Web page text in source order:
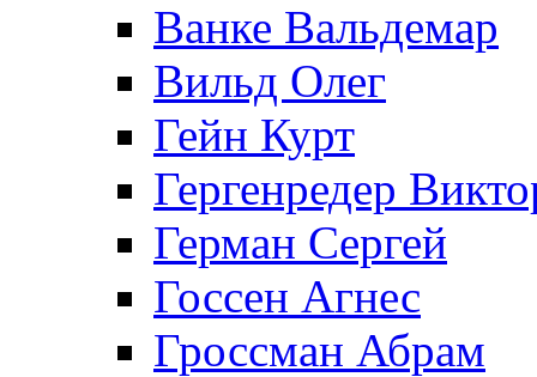
Ванке Вальдемар
Вильд Олег
Гейн Курт
Гергенредер
Герман Сергей
Госсен Агнес
Гроссман Абрам